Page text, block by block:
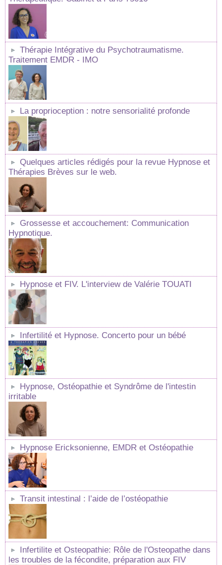
Thérapie Intégrative du Psychotraumatisme.
Traitement EMDR - IMO
La proprioception : notre sensorialité profonde
Quelques articles rédigés pour la revue Hypnose et
Thérapies Brèves sur le web.
Grossesse et accouchement: Communication
Hypnotique.
Hypnose et FIV. L'interview de Valérie TOUATI
Infertilité et Hypnose. Concerto pour un bébé
Hypnose, Ostéopathie et Syndrôme de l'intestin
irritable
Hypnose Ericksonienne, EMDR et Ostéopathie
Transit intestinal : l’aide de l’ostéopathie
Infertilite et Osteopathie: Rôle de l'Osteopathe dans
les troubles de la fécondite, préparation aux FIV